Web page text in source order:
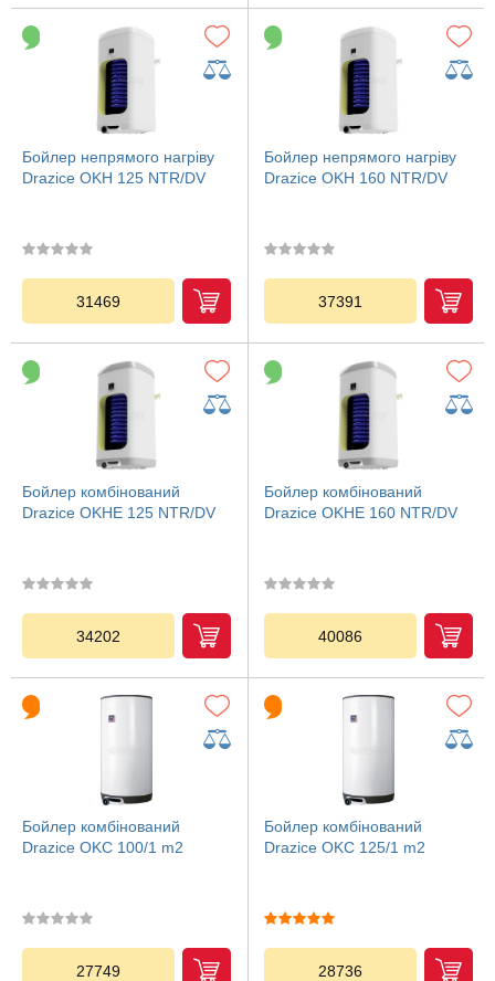
Бойлер непрямого нагріву
Drazice OKH 125 NTR/DV
31469
Бойлер непрямого нагріву
Drazice OKH 160 NTR/DV
37391
Бойлер комбінований
Drazice OKHE 125 NTR/DV
34202
Бойлер комбінований
Drazice OKHE 160 NTR/DV
40086
Бойлер комбінований
Drazice OKC 100/1 m2
27749
Бойлер комбінований
Drazice OKC 125/1 m2
28736